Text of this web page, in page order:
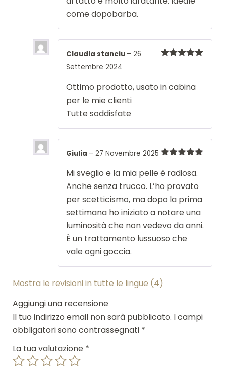
come dopobarba.
Claudia stanciu – 26
Settembre 2024
Ottimo prodotto, usato in cabina
per le mie clienti
Tutte soddisfate
su 5
Giulia – 27 Novembre 2025
Mi sveglio e la mia pelle è radiosa.
Anche senza trucco. L’ho provato
per scetticismo, ma dopo la prima
settimana ho iniziato a notare una
luminosità che non vedevo da anni.
È un trattamento lussuoso che
vale ogni goccia.
Mostra le revisioni in tutte le lingue (4)
Aggiungi una recensione
Il tuo indirizzo email non sarà pubblicato. I campi
obbligatori sono contrassegnati *
La tua valutazione *